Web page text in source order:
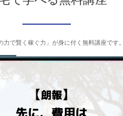
で賢く稼ぐ力」が身に付く無料講座です。